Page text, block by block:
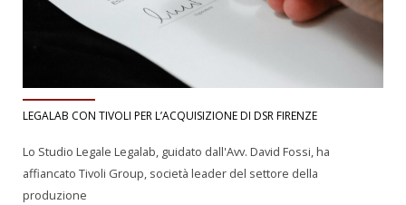
LEGALAB CON TIVOLI PER L’ACQUISIZIONE DI DSR FIRENZE
Lo Studio Legale Legalab, guidato dall'Avv. David Fossi, ha
affiancato Tivoli Group, società leader del settore della
produzione